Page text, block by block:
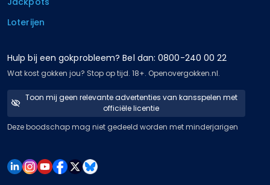
Loterijen
Hulp bij een gokprobleem? Bel dan: 0800-240 00 22
Wat kost gokken jou? Stop op tijd. 18+. Openovergokken.nl.
Toon mij geen relevante advertenties van kansspelen met
officiële licentie
Deze boodschap mag niet gedeeld worden met minderjarigen